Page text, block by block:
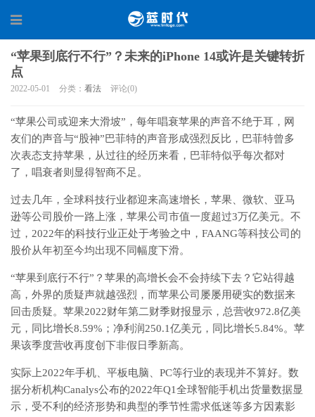
“苹果到底行不行”？未来的iPhone 14或许是关键转折
点
2022-05-01 分类： 看法 评论(0)
“苹果公司或迎来大滑坡”，每年唱衰苹果的声音不绝于耳，网
友们的声音与“股神”巴菲特的声音形成强烈反比，巴菲特曾多
次表态支持苹果，从过往的经历来看，巴菲特似乎每次都对
了，唱衰者则显得智商不足。
过去几年，全球科技行业都迎来高速增长，苹果、微软、亚马
逊等公司股价一路上涨，苹果公司市值一度超过3万亿美元。不
过，2022年的科技行业正处于考验之中，FAANG等科技公司的
股价从年初至今均出现不同幅度下滑。
“苹果到底行不行”？苹果的高增长会不会持续下去？它站得越
高，外界的质疑声就越强烈，而苹果公司屡屡用硬实的数据来
回击质疑。苹果2022财年第二财季财报显示，总营收972.8亿美
元，同比增长8.59%；净利润250.1亿美元，同比增长5.84%。苹
果该季度营收再度创下非假日季新高。
实际上2022年手机、平板电脑、PC等行业的表现并不算好。数
据分析机构Canalys公布的2022年Q1全球智能手机出货量数据显
示，受不利的经济形势和典型的季节性需求低迷等多方因素影